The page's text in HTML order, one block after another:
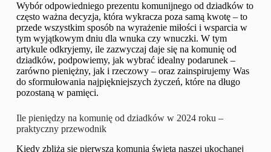
Wybór odpowiedniego prezentu komunijnego od dziadków to
często ważna decyzja, która wykracza poza samą kwotę – to
przede wszystkim sposób na wyrażenie miłości i wsparcia w
tym wyjątkowym dniu dla wnuka czy wnuczki. W tym
artykule odkryjemy, ile zazwyczaj daje się na komunię od
dziadków, podpowiemy, jak wybrać idealny podarunek –
zarówno pieniężny, jak i rzeczowy – oraz zainspirujemy Was
do sformułowania najpiękniejszych życzeń, które na długo
pozostaną w pamięci.
Ile pieniędzy na komunię od dziadków w 2024 roku –
praktyczny przewodnik
Kiedy zbliża się pierwsza komunia święta naszej ukochanej